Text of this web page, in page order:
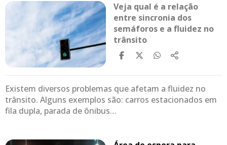
Veja qual é a relação
entre sincronia dos
semáforos e a fluidez no
trânsito
Existem diversos problemas que afetam a fluidez no
trânsito. Alguns exemplos são: carros estacionados em
fila dupla, parada de ônibus…